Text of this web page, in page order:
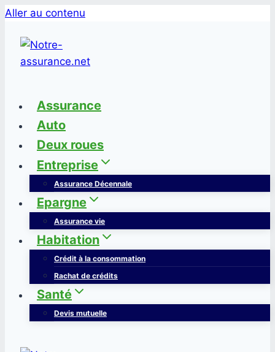
Aller au contenu
Assurance
Auto
Deux roues
Entreprise
Assurance Décennale
Epargne
Assurance vie
Habitation
Crédit à la consommation
Rachat de crédits
Santé
Devis mutuelle